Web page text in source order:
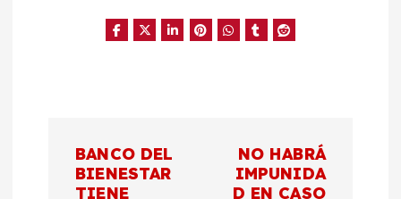
BANCO DEL
BIENESTAR
TIENE
NO HABRÁ
IMPUNIDA
D EN CASO